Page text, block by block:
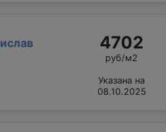
4702
руб/м2
Указана на
08.10.2025